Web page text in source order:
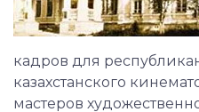
кадров для
казахстанского
мастеров